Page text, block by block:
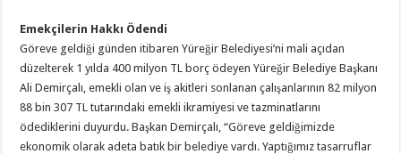
Emekçilerin Hakkı Ödendi
Göreve geldiği günden itibaren Yüreğir Belediyesi’ni mali açıdan
düzelterek 1 yılda 400 milyon TL borç ödeyen Yüreğir Belediye Başkanı
Ali Demirçalı, emekli olan ve iş akitleri sonlanan çalışanlarının 82 milyon
88 bin 307 TL tutarındaki emekli ikramiyesi ve tazminatlarını
ödediklerini duyurdu. Başkan Demirçalı, “Göreve geldiğimizde
ekonomik olarak adeta batık bir belediye vardı. Yaptığımız tasarruflar